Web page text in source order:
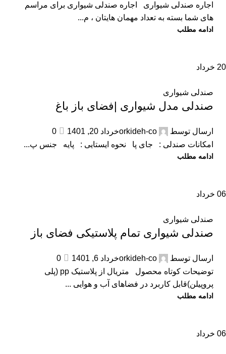
اجاره صندلی شیواری اجاره صندلی شیواری برای مراسم
های شما بسته به تعداد مهمان هایتان ، م...
ادامه مطلب
20 خرداد
صندلی شیواری
صندلی مدل شیواری |فضای باز باغ
ارسال توسط orkideh-coخرداد 20, 1401
0
امکانات صندلی : جای پا نحوه ایستایی : پایه جنس پ...
ادامه مطلب
06 خرداد
صندلی شیواری
صندلی شیواری تمام پلاستیکی فضای باز
ارسال توسط orkideh-coخرداد 6, 1401
0
توضیحات کوتاه محصول متریال از پلاستیک pp (پلی
پروپیلن)قابل کاربرد در فضاهای آب و هوایی ...
ادامه مطلب
06 خرداد